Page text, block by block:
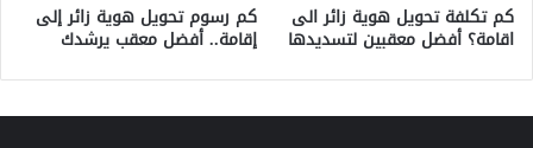
كم تكلفة تحويل هوية زائر الى
اقامة؟ أفضل معقبين لتسديدها
كم رسوم تحويل هوية زائر إلى
إقامة.. أفضل معقب يرشدك